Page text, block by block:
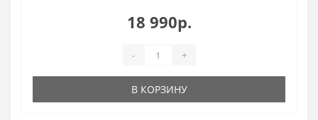
18 990р.
- +
В КОРЗИНУ